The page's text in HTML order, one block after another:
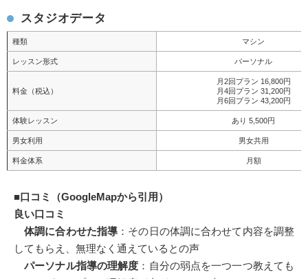
スタジオデータ
種類 マシン
レッスン形式 パーソナル
料金（税込）
月2回プラン 16,800円
月4回プラン 31,200円
月6回プラン 43,200円
体験レッスン あり 5,500円
男女利用 男女共用
料金体系 月額
■口コミ（GoogleMapから引用）
良い口コミ
体調に合わせた指導 ：その日の体調に合わせて内容を調整
してもらえ、無理なく通えているとの声
パーソナル指導の理解度 ：自分の弱点を一つ一つ教えても